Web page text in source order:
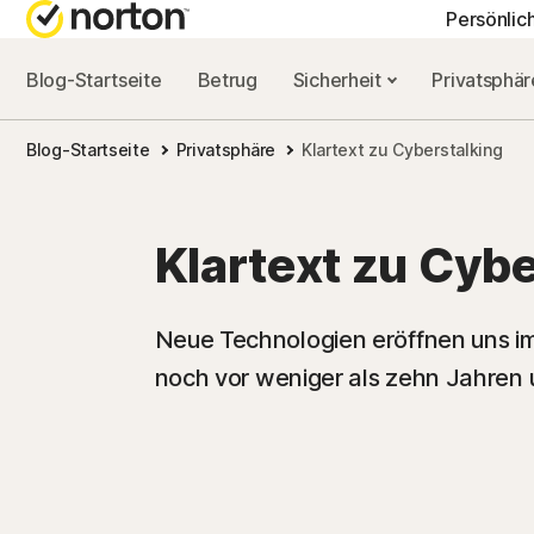
ALL-IN-ONE-
Norton 360
Norton 360 Deluxe
Norton 360
NORTON-BLOG
Blog-Startseite Betrug Sicherheit
Blog-Startseite Privatsphäre Klartext zu Cyberstalking
Klartext zu
Neue Technologien eröffnen uns
noch vor weniger als zehn